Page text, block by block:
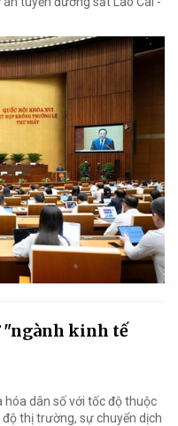
"ngành kinh tế
hóa dân số với tốc độ thuộc
thị trường, sự chuyển dịch